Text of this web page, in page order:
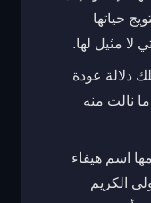
حياتها
لا مثيل لها.
دلالة عودة
نالت منه
اسم هيفاء
الكريم